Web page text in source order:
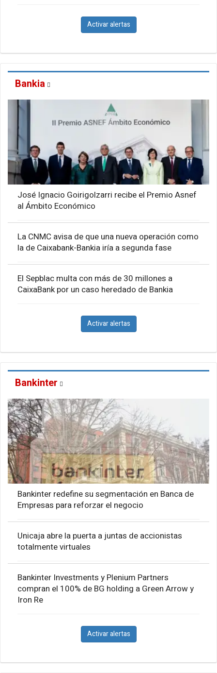
Activar alertas
Bankia
José Ignacio Goirigolzarri recibe el Premio Asnef
al Ámbito Económico
La CNMC avisa de que una nueva operación como
la de Caixabank-Bankia iría a segunda fase
El Sepblac multa con más de 30 millones a
CaixaBank por un caso heredado de Bankia
Activar alertas
Bankinter
Bankinter redefine su segmentación en Banca de
Empresas para reforzar el negocio
Unicaja abre la puerta a juntas de accionistas
totalmente virtuales
Bankinter Investments y Plenium Partners
compran el 100% de BG holding a Green Arrow y
Iron Re
Activar alertas